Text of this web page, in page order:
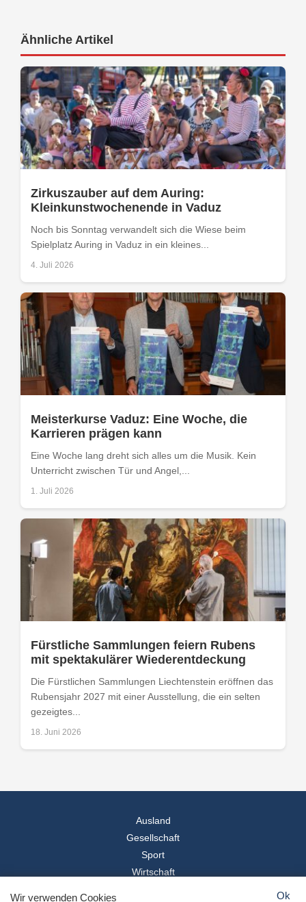
Ähnliche Artikel
Zirkuszauber auf dem Auring:
Kleinkunstwochenende in Vaduz
Noch bis Sonntag verwandelt sich die Wiese beim
Spielplatz Auring in Vaduz in ein kleines...
4. Juli 2026
Meisterkurse Vaduz: Eine Woche, die
Karrieren prägen kann
Eine Woche lang dreht sich alles um die Musik. Kein
Unterricht zwischen Tür und Angel,...
1. Juli 2026
Fürstliche Sammlungen feiern Rubens
mit spektakulärer Wiederentdeckung
Die Fürstlichen Sammlungen Liechtenstein eröffnen das
Rubensjahr 2027 mit einer Ausstellung, die ein selten
gezeigtes...
18. Juni 2026
Ausland
Gesellschaft
Sport
Wirtschaft
Wir verwenden Cookies Ok